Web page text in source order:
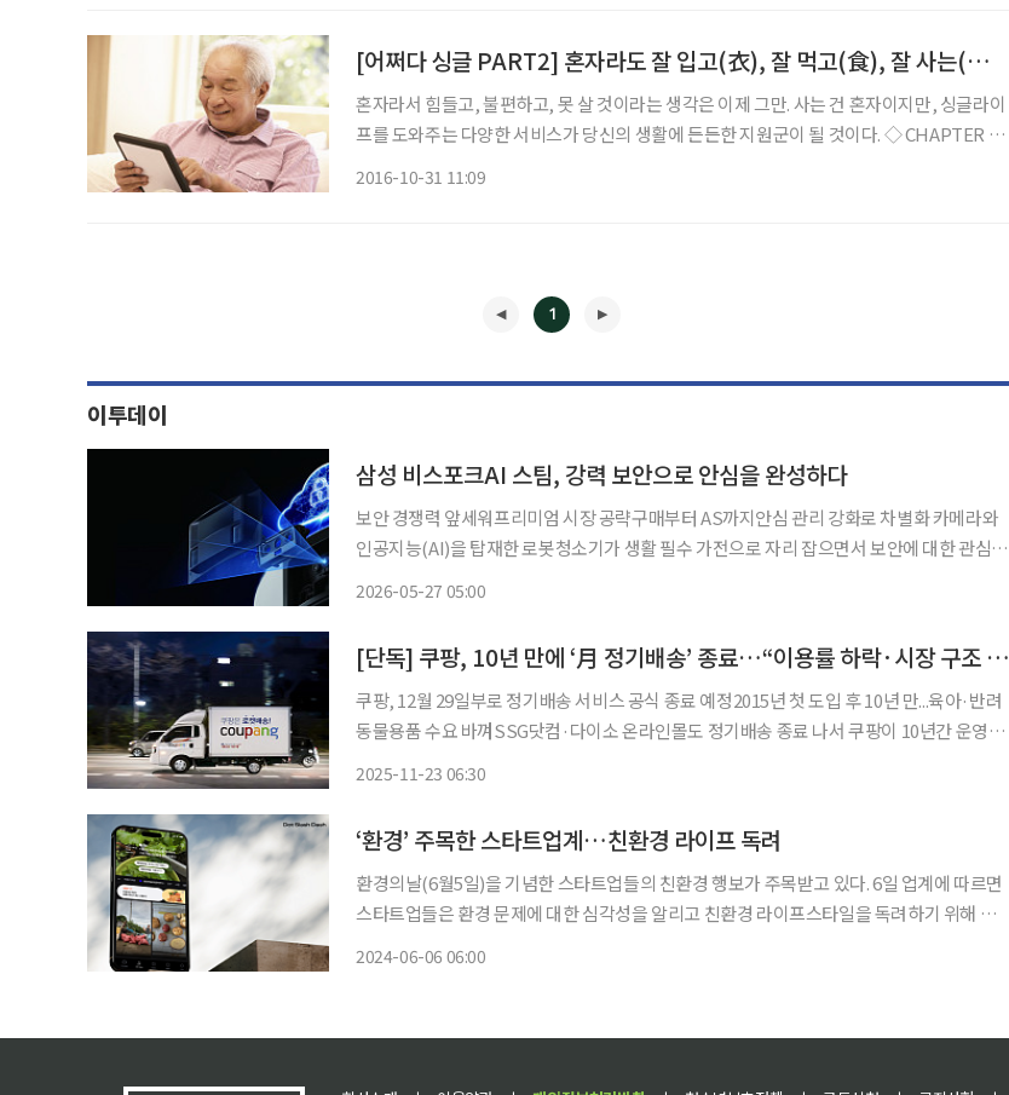
[어쩌다 싱글 PART2] 혼자라도 잘 입고(衣), 잘 먹고(食), 잘 사는(住) 방법
혼자라서 힘들고, 불편하고, 못 살 것이라는 생각은 이제 그만. 사는 건 혼자이지만, 싱글라이
프를 도와주는 다양한 서비스가 당신의 생활에 든든한 지원군이 될 것이다. ◇ CHAPTER 1.
2016-10-31 11:09
◀
1
▶
이투데이
삼성 비스포크AI 스팀, 강력 보안으로 안심을 완성하다
보안 경쟁력 앞세워프리미엄 시장 공략구매부터 AS까지안심 관리 강화로 차별화 카메라와
인공지능(AI)을 탑재한 로봇청소기가 생활 필수 가전으로 자리 잡으면서 보안에 대한 관심도
2026-05-27 05:00
[단독] 쿠팡, 10년 만에 ‘月 정기배송’ 종료…“이용률 하락·시장 구조 변해”
쿠팡, 12월 29일부로 정기배송 서비스 공식 종료 예정2015년 첫 도입 후 10년 만...육아·반려
동물용품 수요 바껴SSG닷컴·다이소 온라인몰도 정기배송 종료 나서 쿠팡이 10년간 운영해
2025-11-23 06:30
‘환경’ 주목한 스타트업계…친환경 라이프 독려
환경의날(6월5일)을 기념한 스타트업들의 친환경 행보가 주목받고 있다. 6일 업계에 따르면
스타트업들은 환경 문제에 대한 심각성을 알리고 친환경 라이프스타일을 독려하기 위해 다양
2024-06-06 06:00